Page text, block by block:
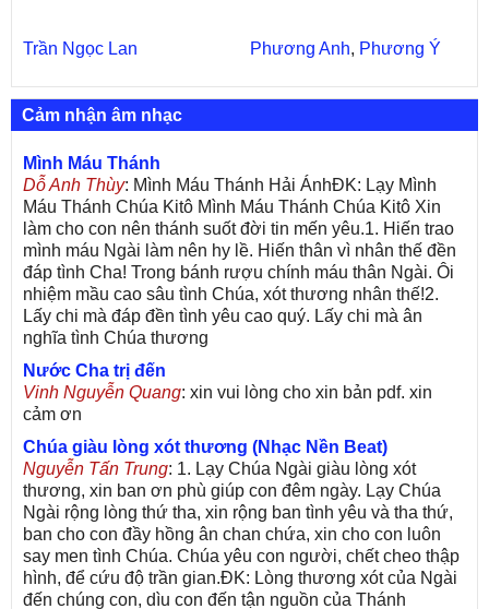
Trần Ngọc Lan Phương Anh, Phương Ý
Cảm nhận âm nhạc
Mình Máu Thánh
Dỗ Anh Thùy: Mình Máu Thánh Hải ÁnhĐK: Lạy Mình
Máu Thánh Chúa Kitô Mình Máu Thánh Chúa Kitô Xin
làm cho con nên thánh suốt đời tin mến yêu.1. Hiến trao
mình máu Ngài làm nên hy lề. Hiến thân vì nhân thế đền
đáp tình Cha! Trong bánh rượu chính máu thân Ngài. Ôi
nhiệm mầu cao sâu tình Chúa, xót thương nhân thế!2.
Lấy chi mà đáp đền tình yêu cao quý. Lấy chi mà ân
nghĩa tình Chúa thương
Nước Cha trị đến
Vinh Nguyễn Quang: xin vui lòng cho xin bản pdf. xin
cảm ơn
Chúa giàu lòng xót thương (Nhạc Nền Beat)
Nguyễn Tấn Trung: 1. Lạy Chúa Ngài giàu lòng xót
thương, xin ban ơn phù giúp con đêm ngày. Lạy Chúa
Ngài rộng lòng thứ tha, xin rộng ban tình yêu và tha thứ,
ban cho con đầy hồng ân chan chứa, xin cho con luôn
say men tình Chúa. Chúa yêu con người, chết cheo thập
hình, để cứu độ trần gian.ĐK: Lòng thương xót của Ngài
đến chúng con, dìu con đến tận nguồn của Thánh